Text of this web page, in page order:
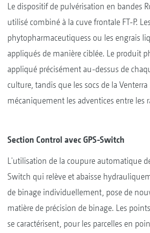
Le dispositif de pulvérisation en bandes
utilisé combiné à la cuve frontale FT-P.
phytopharmaceutiquess ou les engrais
appliqués de manière ciblée. Le produit
appliqué précisément au-dessus de
culture, tandis que les socs de la
mécaniquement les adventices entre les
Section Control avec GPS-Switch
L'utilisation de la coupure automatique
Switch qui relève et abaisse
de binage individuellement, pose de
matière de précision de binage. Les
se caractérisent, pour les parcelles en